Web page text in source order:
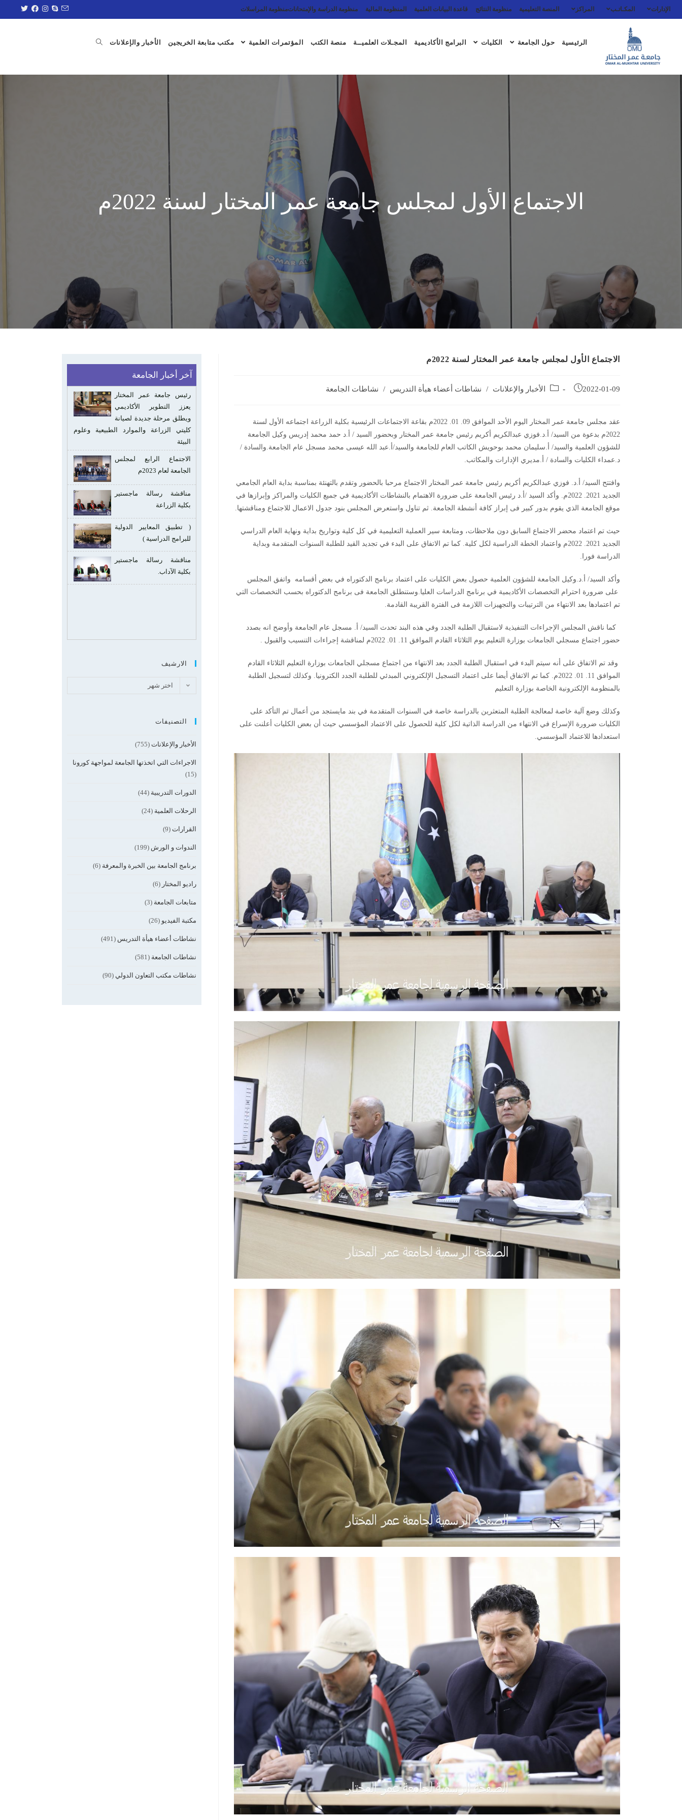
Skip
to
الإدارات المكـاتـب المراكز المنصة التعليمية منظومة النتائج قاعدة البيانات العلمية المنظومة المالية منظومة الدراسة والإمتحاناتمنظومة المراسلات
الرئيسية حول الجامعة الكليات البرامج الأكاديمية المجـلات العلميــة منصة الكتب المؤتمرات العلمية مكتب متابعة الخريجين الأخبار والإعلانات
الاجتماع الأول لمجلس جامعة عمر المختار لسنة 2022م
الاجتماع الأول لمجلس جامعة عمر المختار لسنة 2022م
Post
2022-01-09
Post
الأخبار والإعلانات / نشاطات أعضاء هيأة التدريس / نشاطات الجامعة
عقد مجلس جامعة عمر المختار اليوم الأحد الموافق 09. 01. 2022م بقاعة الاجتماعات الرئيسية بكلية الزراعة اجتماعه الأول لسنة
2022م بدعوة من السيد/ أ.د.فوزي عبدالكريم أكريم رئيس جامعة عمر المختار وبحضور السيد / أ.د حمد محمد إدريس وكيل الجامعة
للشؤون العلمية والسيد/ أ.سليمان محمد بوحويش الكاتب العام للجامعة والسيد/أ.عبد الله عيسى محمد مسجل عام الجامعة.والسادة /
د.عمداء الكليات والسادة / أ.مديري الإدارات والمكاتب.
وافتتح السيد/ أ.د. فوزي عبدالكريم أكريم رئيس جامعة عمر المختار الاجتماع مرحبا بالحضور وتقدم بالتهنئة بمناسبة بداية العام الجامعي
الجديد 2021. 2022م. وأكد السيد /أ.د رئيس الجامعة على ضرورة الاهتمام بالنشاطات الأكاديمية في جميع الكليات والمراكز وإبرازها في
موقع الجامعة الذي يقوم بدور كبير فى إبراز كافة أنشطة الجامعة. ثم تناول واستعرض المجلس بنود جدول الاعمال للاجتماع ومناقشتها.
حيث تم اعتماد محضر الاجتماع السابق دون ملاحظات، ومتابعة سير العملية التعليمية في كل كلية وتواريخ بداية ونهاية العام الدراسي
الجديد 2021. 2022م واعتماد الخطة الدراسية لكل كلية. كما تم الاتفاق على البدء في تجديد القيد للطلبة السنوات المتقدمة وبداية
الدراسة فورا.
وأكد السيد/ أ.د.وكيل الجامعة للشؤون العلمية حصول بعض الكليات على اعتماد برنامج الدكتوراه في بعض أقسامه واتفق المجلس
على ضرورة احترام التخصصات الأكاديمية في برنامج الدراسات العليا.وستنطلق الجامعة فى برنامج الدكتوراه بحسب التخصصات التي
تم اعتمادها بعد الانتهاء من الترتيبات والتجهيزات اللازمة فى الفترة القريبة القادمة.
كما ناقش المجلس الإجراءات التنفيذية لاستقبال الطلبة الجدد وفي هذه البند تحدث السيد/ أ. مسجل عام الجامعة وأوضح انه بصدد
حضور اجتماع مسجلي الجامعات بوزارة التعليم يوم الثلاثاء القادم الموافق 11. 01. 2022م لمناقشة إجراءات التنسيب والقبول .
وقد تم الاتفاق على أنه سيتم البدء في استقبال الطلبة الجدد بعد الانتهاء من اجتماع مسجلي الجامعات بوزارة التعليم الثلاثاء القادم
الموافق 11. 01. 2022م. كما تم الاتفاق أيضا على اعتماد التسجيل الإلكتروني المبدئي للطلبة الجدد الكترونيا. وكذلك لتسجيل الطلبة
بالمنظومة الإلكترونية الخاصة بوزارة التعليم
وكذلك وضع آلية خاصة لمعالجة الطلبة المتعثرين بالدراسة خاصة في السنوات المتقدمة في بند مايستجد من أعمال تم التأكد على
الكليات ضرورة الإسراع في الانتهاء من الدراسة الذاتية لكل كلية للحصول على الاعتماد المؤسسي حيث أن بعض الكليات أعلنت على
استعدادها للاعتماد المؤسسي.
آخر أخبار الجامعة
رئيس جامعة عمر المختار
يعزز التطوير الأكاديمي
ويطلق مرحلة جديدة لصيانة
كليتي الزراعة والموارد الطبيعية وعلوم
البيئة
الاجتماع الرابع لمجلس
الجامعة لعام 2023م
مناقشة رسالة ماجستير
بكلية الزراعة
( تطبيق المعايير الدولية
للبرامج الدراسية )
مناقشة رسالة ماجستير
بكلية الآداب.
الارشيف
الارشيفاختر شهر
التصنيفات
الأخبار والإعلانات (755)
الاجراءات التي اتخذتها الجامعة لمواجهة كورونا
(15)
الدورات التدريبية (44)
الرحلات العلمية (24)
القرارات (9)
الندوات و الورش (199)
برنامج الجامعة بين الخبرة والمعرفة (6)
راديو المختار (6)
متابعات الجامعة (3)
مكتبة الفيديو (26)
نشاطات أعضاء هيأة التدريس (491)
نشاطات الجامعة (581)
نشاطات مكتب التعاون الدولي (90)